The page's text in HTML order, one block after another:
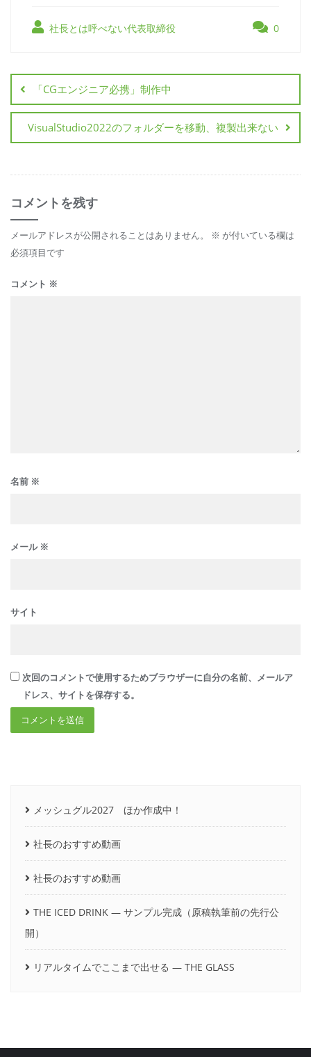
社長とは呼べない代表取締役 0
「CGエンジニア必携」制作中
VisualStudio2022のフォルダーを移動、複製出来ない
コメントを残す
メールアドレスが公開されることはありません。 ※ が付いている欄は
必須項目です
コメント ※
名前 ※
メール ※
サイト
次回のコメントで使用するためブラウザーに自分の名前、メールア
ドレス、サイトを保存する。
メッシュグル2027 ほか作成中！
社長のおすすめ動画
社長のおすすめ動画
THE ICED DRINK ― サンプル完成（原稿執筆前の先行公
開）
リアルタイムでここまで出せる ― THE GLASS